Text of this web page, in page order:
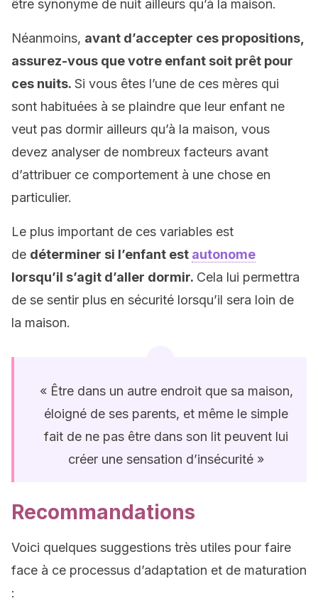
être synonyme de nuit ailleurs qu’à la maison.
Néanmoins, avant d’accepter ces propositions,
assurez-vous que votre enfant soit prêt pour
ces nuits. Si vous êtes l’une de ces mères qui
sont habituées à se plaindre que leur enfant ne
veut pas dormir ailleurs qu’à la maison, vous
devez analyser de nombreux facteurs avant
d’attribuer ce comportement à une chose en
particulier.
Le plus important de ces variables est
de déterminer si l’enfant est autonome
lorsqu’il s’agit d’aller dormir. Cela lui permettra
de se sentir plus en sécurité lorsqu’il sera loin de
la maison.
« Être dans un autre endroit que sa maison,
éloigné de ses parents, et même le simple
fait de ne pas être dans son lit peuvent lui
créer une sensation d’insécurité »
Recommandations
Voici quelques suggestions très utiles pour faire
face à ce processus d’adaptation et de maturation
: